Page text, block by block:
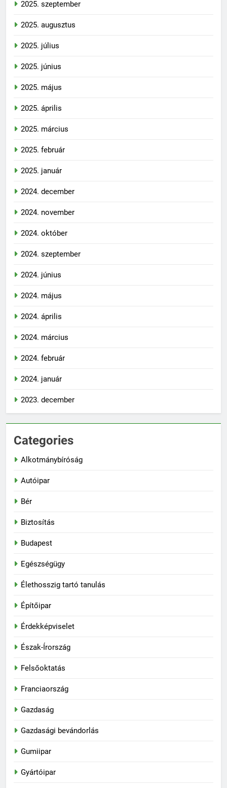
2025. szeptember
2025. augusztus
2025. július
2025. június
2025. május
2025. április
2025. március
2025. február
2025. január
2024. december
2024. november
2024. október
2024. szeptember
2024. június
2024. május
2024. április
2024. március
2024. február
2024. január
2023. december
Categories
Alkotmánybíróság
Autóipar
Bér
Biztosítás
Budapest
Egészségügy
Élethosszig tartó tanulás
Építőipar
Érdekképviselet
Észak-Írország
Felsőoktatás
Franciaország
Gazdaság
Gazdasági bevándorlás
Gumiipar
Gyártóipar